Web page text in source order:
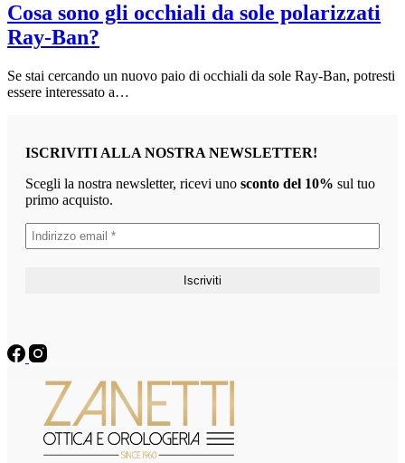
Cosa sono gli occhiali da sole polarizzati
Ray-Ban?
Se stai cercando un nuovo paio di occhiali da sole Ray-Ban, potresti
essere interessato a…
ISCRIVITI ALLA NOSTRA NEWSLETTER!
Scegli la nostra newsletter, ricevi uno sconto del 10% sul tuo
primo acquisto.